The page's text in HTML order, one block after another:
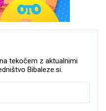
tekočem z aktualnimi
Bibaleze.si.